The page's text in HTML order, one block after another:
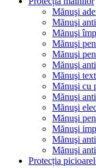
Mănuşi
Mănuşi
Mănuşi
Mănuşi
Mănuşi
Mănuşi
Mănuşi
Mănuşi cu
Mănuşi
Mănuşi
Mănuşi
Mănuşi
Mănuşi
Mănuşi
Protecția